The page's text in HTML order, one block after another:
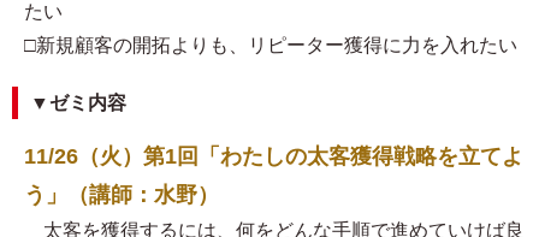
たい
□新規顧客の開拓よりも、リピーター獲得に力を入れたい
▼ゼミ内容
11/26（火）第1回「わたしの太客獲得戦略を立てよ
う」（講師：水野）
太客を獲得するには、何をどんな手順で進めていけば良